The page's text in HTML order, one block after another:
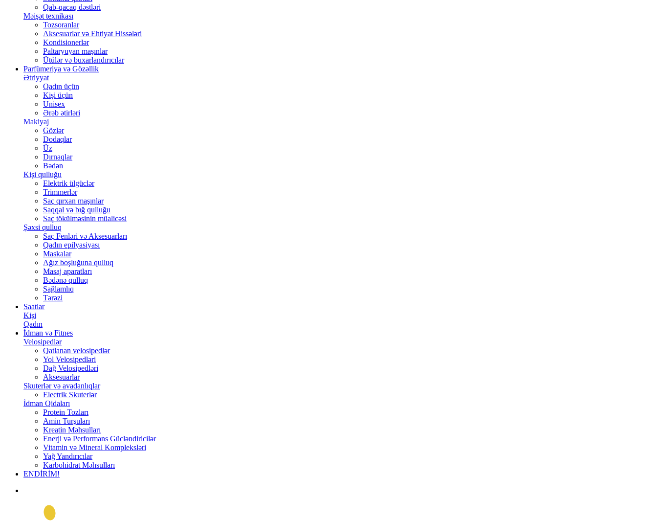
Qab-qacaq dəstləri
Məişət texnikası
Tozsoranlar
Aksesuarlar və Ehtiyat Hissələri
Kondisionerlər
Paltaryuyan maşınlar
Ütülər və buxarlandırıcılar
Parfümeriya və Gözəllik
Ətriyyat
Qadın üçün
Kişi üçün
Unisex
Ərəb ətirləri
Makiyaj
Gözlər
Dodaqlar
Üz
Dırnaqlar
Bədən
Kişi qulluğu
Elektrik ülgüclər
Trimmerlər
Saç qırxan maşınlar
Saqqal və bığ qulluğu
Saç tökülməsinin müalicəsi
Şəxsi qulluq
Saç Fenləri və Aksesuarları
Qadın epilyasiyası
Maskalar
Ağız boşluğuna qulluq
Masaj aparatları
Bədənə qulluq
Sağlamlıq
Tərəzi
Saatlar
Kişi
Qadın
İdman və Fitnes
Velosipedlər
Qatlanan velosipedlər
Yol Velosipedləri
Dağ Velosipedləri
Aksesuarlar
Skuterlər və avadanlıqlar
Electrik Skuterlər
İdman Qidaları
Protein Tozları
Amin Turşuları
Kreatin Məhsulları
Enerji və Performans Gücləndiricilər
Vitamin və Mineral Kompleksləri
Yağ Yandırıcılar
Karbohidrat Məhsulları
ENDİRİM!